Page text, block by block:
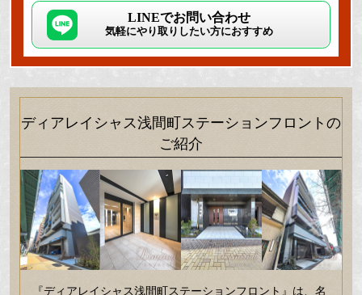
LINEでお問い合わせ
気軽にやり取りしたい方におすすめ
ディアレイシャス浅間町ステーションフロントの
ご紹介
『ディアレイシャス浅間町ステーションフロント』は、名